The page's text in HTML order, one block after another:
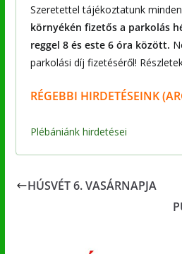
Szeretettel tájékoztatunk
környékén fizetős a parkolás
reggel 8 és este 6 óra között.
parkolási díj fizetéséről!
RÉGEBBI HIRDETÉSEINK
Plébániánk hirdetései
HÚSVÉT 6. VASÁRNAPJA